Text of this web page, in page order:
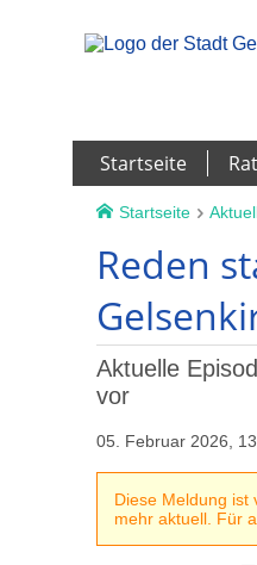
Startseite
Startseite
Reden
Aktuelle
vor
05. Februar 2026,
Diese Meldung ist
mehr aktuell. Für